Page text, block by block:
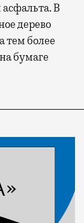
В
дерево
тем более
бумаге